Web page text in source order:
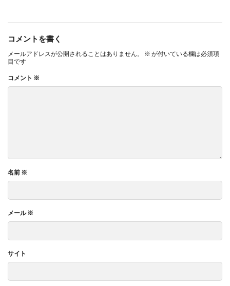
コメントを書く
メールアドレスが公開されることはありません。 ※ が付いている欄は必須項
目です
コメント ※
名前 ※
メール※
サイト